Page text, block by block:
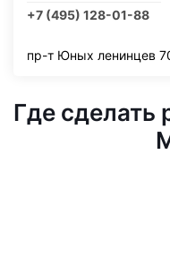
+7 (495) 128-01-88
пр-т Юных ленинцев
Где сделать